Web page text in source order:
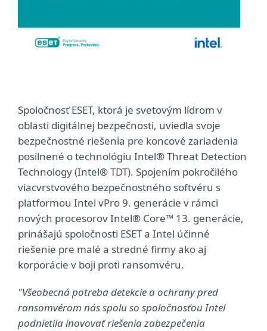
Spoločnosť ESET, ktorá je svetovým lídrom v
oblasti digitálnej bezpečnosti, uviedla svoje
bezpečnostné riešenia pre koncové zariadenia
posilnené o technológiu Intel® Threat Detection
Technology (Intel® TDT). Spojením pokročilého
viacvrstvového bezpečnostného softvéru s
platformou Intel vPro 9. generácie v rámci
nových procesorov Intel® Core™ 13. generácie,
prinášajú spoločnosti ESET a Intel účinné
riešenie pre malé a stredné firmy ako aj
korporácie v boji proti ransomvéru.
"Všeobecná potreba detekcie a ochrany pred
ransomvérom nás spolu so spoločnosťou Intel
podnietila inovovať riešenia zabezpečenia